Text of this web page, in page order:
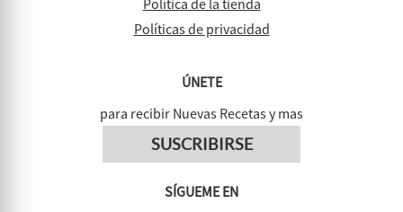
Política de la tienda
Políticas de privacidad
ÚNETE
para recibir Nuevas Recetas y mas
SUSCRIBIRSE
SÍGUEME EN